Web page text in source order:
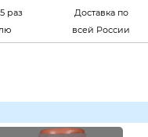
раз
Доставка по
всей России